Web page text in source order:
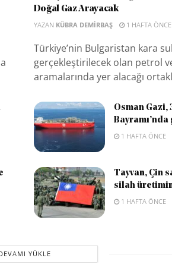
Doğal Gaz Arayacak
YAZAN KÜBRA DEMIRBAŞ 1 HAFTA ÖNCE
Türkiye’nin Bulgaristan kara
gerçekleştirilecek olan petrol
aramalarında yer alacağı
Osman Gazi,
1 HAFTA ÖNCE
Tayvan, Çin
silah
1 HAFTA ÖNCE
YÜKLE